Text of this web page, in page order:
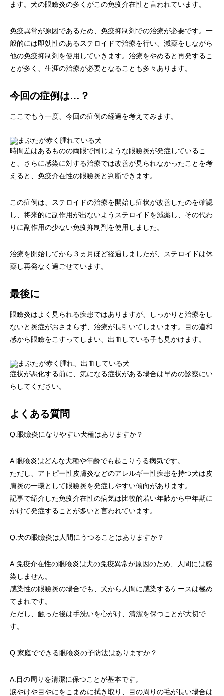
ます。犬の眼瞼炎の多くがこの免疫介在性と言われています。
免疫異常が原因であるため、免疫抑制剤での治療が必要です。一
般的には即効性のあるステロイドで治療を行い、減薬をしながら
他の免疫抑制剤を使用していきます。治療をやめると再発するこ
とが多く、生涯の治療が必要となることも多々あります。
今回の症例は…？
ここでもう一度、今回の症例の経過を考えてみます。
時間差はあるものの両眼で同じような眼瞼炎が発症しているこ
と、さらに感染に対する治療では改善が見られなかったことを考
えると、免疫介在性の眼瞼炎と判断できます。
この症例は、ステロイドの治療を開始し症状が改善したのを確認
し、将来的に副作用が出ないようステロイドを減薬し、その代わ
りに副作用の少ない免疫抑制剤を使用しました。
治療を開始してから３ヵ月ほど経過しましたが、ステロイドは休
薬し再発なく過ごせています。
最後に
眼瞼炎はよく見られる疾患ではありますが、しっかりと治療をし
ないと炎症がおさまらず、治療が長引いてしまいます。目の違和
感から眼瞼をこすってしまい、出血している子も見かけます。
症状が悪化する前に、気になる症状がある場合は早めの診察にい
らしてください。
よくある質問
Q.眼瞼炎になりやすい犬種はありますか？
A.眼瞼炎はどんな犬種や年齢でも起こりうる病気です。
ただし、アトピー性皮膚炎などのアレルギー性疾患を持つ犬は皮
膚炎の一環として眼瞼炎を発症しやすい傾向があります。
記事で紹介した免疫介在性の病気は比較的若い年齢から中年期に
かけて発症することが多いと言われています。
Q.犬の眼瞼炎は人間にうつることはありますか？
A.免疫介在性の眼瞼炎は犬の免疫異常が原因のため、人間には感
染しません。
感染性の眼瞼炎の場合でも、犬から人間に感染するケースは極め
てまれです。
ただし、触った後は手洗いを心がけ、清潔を保つことが大切で
す。
Q.家庭でできる眼瞼炎の予防法はありますか？
A.目の周りを清潔に保つことが基本です。
涙やけや目やにをこまめに拭き取り、目の周りの毛が長い場合は